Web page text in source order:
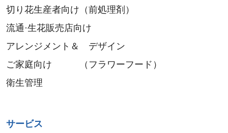
menu
切り花生産者向け（前処理剤）
流通·生花販売店向け
アレンジメント＆ デザイン
ご家庭向け （フラワーフード）
衛生管理
サービス